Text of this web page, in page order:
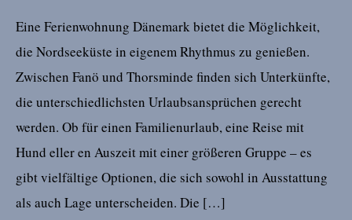
Eine Ferienwohnung Dänemark bietet die Möglichkeit,
die Nordseeküste in eigenem Rhythmus zu genießen.
Zwischen Fanö und Thorsminde finden sich Unterkünfte,
die unterschiedlichsten Urlaubsansprüchen gerecht
werden. Ob für einen Familienurlaub, eine Reise mit
Hund eller en Auszeit mit einer größeren Gruppe – es
gibt vielfältige Optionen, die sich sowohl in Ausstattung
als auch Lage unterscheiden. Die […]